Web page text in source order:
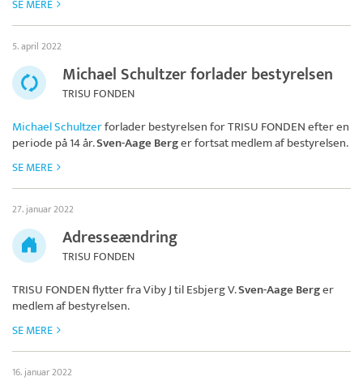
SE MERE
5. april 2022
Michael Schultzer forlader bestyrelsen
TRISU FONDEN
Michael Schultzerforlader bestyrelsen forTRISU FONDENefter en
periode på 14 år.Sven-Aage Berger fortsat medlem af bestyrelsen.
SE MERE
27. januar 2022
Adresseændring
TRISU FONDEN
TRISU FONDENflytter fra Viby J til Esbjerg V.Sven-Aage Berger
medlem af bestyrelsen.
SE MERE
16. januar 2022